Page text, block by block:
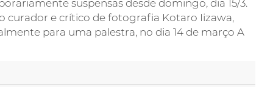
suspensas desde domingo, dia 15/3.
curador e crítico de fotografia Kotaro Iizawa,
para uma palestra, no dia 14 de março A